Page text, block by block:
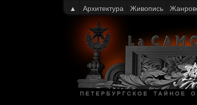
▲ Архитектура Живопись